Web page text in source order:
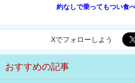
約なしで乗ってもつい食
Xでフォローしよう
おすすめの記事